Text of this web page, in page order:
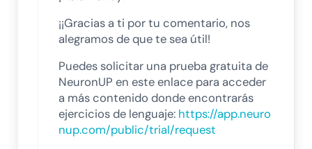
¡¡Gracias a ti por tu comentario, nos
alegramos de que te sea útil!
Puedes solicitar una prueba gratuita de
NeuronUP en este enlace para acceder
a más contenido donde encontrarás
ejercicios de lenguaje: https://app.neuro
nup.com/public/trial/request